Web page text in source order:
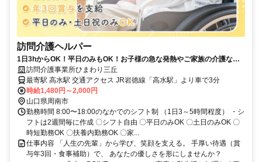
訪問介護ヘルパー
1日3hからOK！平日のみもOK！お子様の急な発熱やご家族の介護な
ど、突発的なお休みも柔軟に対応します。
訪問介護事業所ひまわり三丘
最寄駅 高水駅 交通アクセス JR岩徳線「高水駅」より車で3分
時給1,480円～2,000円
山口県周南市
勤務時間 8:00〜18:00のなかでのシフト制 （1日3～5時間程度） ・シ
フトは2週間毎に作成 〇シフト自由 〇平日のみOK 〇土日のみOK 〇
時短勤務OK 〇扶養内勤務OK 〇家...
仕事内容 「人生の先輩」から学び、笑顔を支える。 手厚い待遇（賞
与年3回・食事補助）で、 あなたの優しさを形にしませんか？